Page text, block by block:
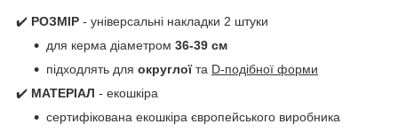
✔️ РОЗМІР - універсальні накладки 2 штуки
для керма діаметром 36-39 см
підходлять для округлоїта D-подібної форми
✔️ МАТЕРІАЛ - екошкіра
сертифікована екошкіра європейського виробника